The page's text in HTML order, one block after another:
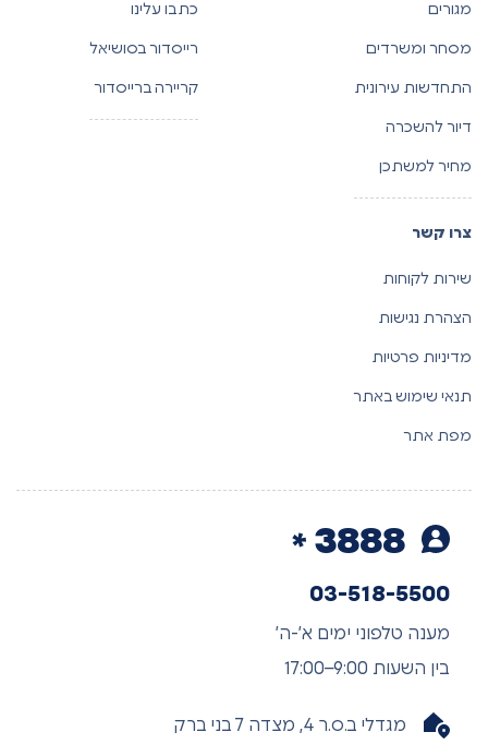
מגורים
מסחר ומשרדים
התחדשות עירונית
דיור להשכרה
מחיר למשתכן
כתבו עלינו
רייסדור בסושיאל
קריירה ברייסדור
צרו קשר
שירות לקוחות
הצהרת נגישות
מדיניות פרטיות
תנאי שימוש באתר
מפת אתר
03-518-5500
מענה טלפוני ימים א’-ה’
בין השעות 9:00–17:00
מגדלי ב.ס.ר 4, מצדה 7 בני ברק